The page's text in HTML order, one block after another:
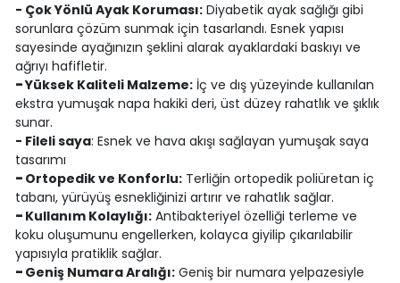
- Çok Yönlü Ayak Koruması:Diyabetik ayak sağlığı gibi
sorunlara çözüm sunmak için tasarlandı. Esnek yapısı
sayesinde ayağınızın şeklini alarak ayaklardaki baskıyı ve
ağrıyı hafifletir.
-Yüksek Kaliteli Malzeme:İç ve dış yüzeyinde kullanılan
ekstra yumuşak napa hakiki deri, üst düzey rahatlık ve şıklık
sunar.
- Fileli saya: Esnek ve hava akışı sağlayan yumuşak saya
tasarımı
- Ortopedik ve Konforlu:Terliğin ortopedik poliüretan iç
tabanı, yürüyüş esnekliğinizi artırır ve rahatlık sağlar.
- Kullanım Kolaylığı:Antibakteriyel özelliği terleme ve
koku oluşumunu engellerken, kolayca giyilip çıkarılabilir
yapısıyla pratiklik sağlar.
- Geniş Numara Aralığı:Geniş bir numara yelpazesiyle